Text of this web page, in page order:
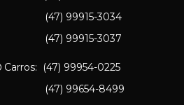
(47) 99915-3034
(47) 99915-3037
Carros: (47) 99954-0225
(47) 99654-8499